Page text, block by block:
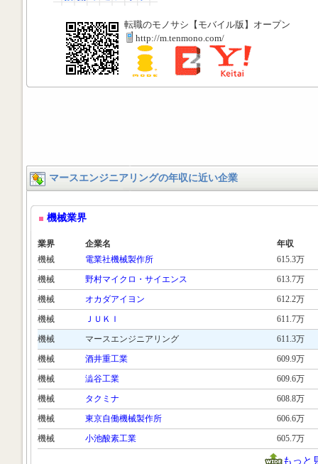
転職のモノサシ【モバイル版】オープン
http://m.tenmono.com/
マースエンジニアリングの年収に近い企業
機械業界
業界 企業名
年収
機械
電業社機械製作所
615.3万
機械
野村マイクロ・サイエンス
613.7万
機械
オカダアイヨン
612.2万
機械
ＪＵＫＩ
611.7万
機械
マースエンジニアリング
611.3万
機械
酒井重工業
609.9万
機械
澁谷工業
609.6万
機械
タクミナ
608.8万
機械
東京自働機械製作所
606.6万
機械
小池酸素工業 605.7万
もっと